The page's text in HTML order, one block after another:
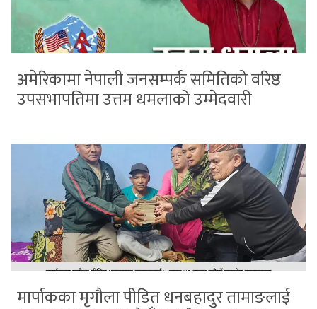
अमेरिकामा नेपाली जनसम्पर्क समितिको वरिष्ठ
उपसभापतिमा उत्तम धमलाको उम्मेदवारी
मार्पाकका मृगौला पीडित धनबहादुर तामाङलाई